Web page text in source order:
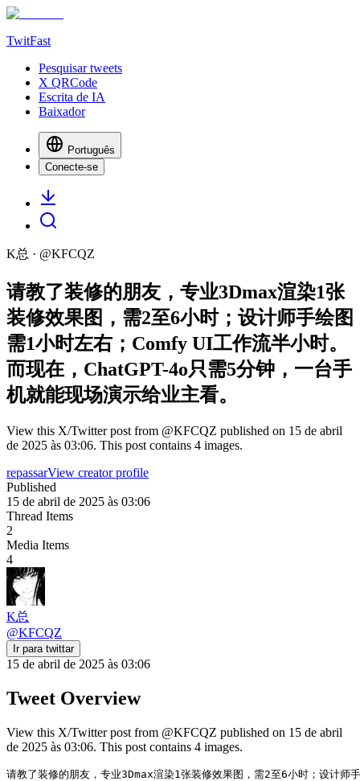
TwitFast
Pesquisar tweets
X QRCode
Escrita de IA
Baixador
Português
Conecte-se
K总 · @KFCQZ
请教了装修的朋友，专业3Dmax渲染1张
装修效果图，需2至6小时；设计师手绘图
需1小时左右；Comfy UI工作流半小时。
而现在，ChatGPT-4o只需5分钟，一台手
机就能现场演示给业主看。
View this X/Twitter post from @KFCQZ published on 15 de abril
de 2025 às 03:06. This post contains 4 images.
repassarView creator profile
Published
15 de abril de 2025 às 03:06
Thread Items
2
Media Items
4
K总
@KFCQZ
Ir para twittar
15 de abril de 2025 às 03:06
Tweet Overview
View this X/Twitter post from @KFCQZ published on 15 de abril
de 2025 às 03:06. This post contains 4 images.
请教了装修的朋友，专业3Dmax渲染1张装修效果图，需2至6小时；设计